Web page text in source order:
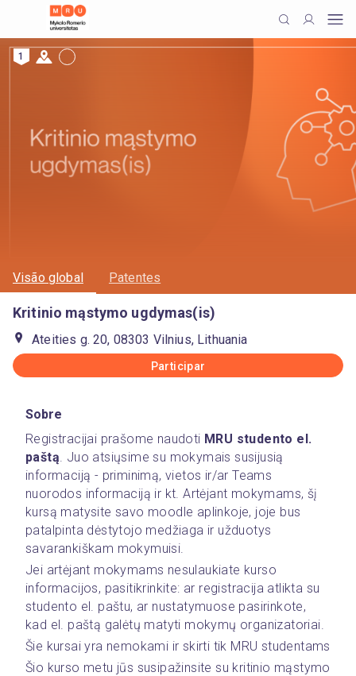
1
Visão global Patentes
Kritinio mąstymo ugdymas(is)
Ateities g. 20, 08303 Vilnius, Lithuania
Participar
Sobre
Registracijai prašome naudoti MRU studento el.
paštą. Juo atsiųsime su mokymais susijusią
informaciją - priminimą, vietos ir/ar Teams
nuorodos informaciją ir kt. Artėjant mokymams, šį
kursą matysite savo moodle aplinkoje, joje bus
patalpinta dėstytojo medžiaga ir užduotys
savarankiškam mokymuisi.
Jei artėjant mokymams nesulaukiate kurso
informacijos, pasitikrinkite: ar registracija atlikta su
studento el. paštu, ar nustatymuose pasirinkote,
kad el. paštą galėtų matyti mokymų organizatoriai.
Šie kursai yra nemokami ir skirti tik MRU studentams
Šio kurso metu jūs susipažinsite su kritinio mąstymo